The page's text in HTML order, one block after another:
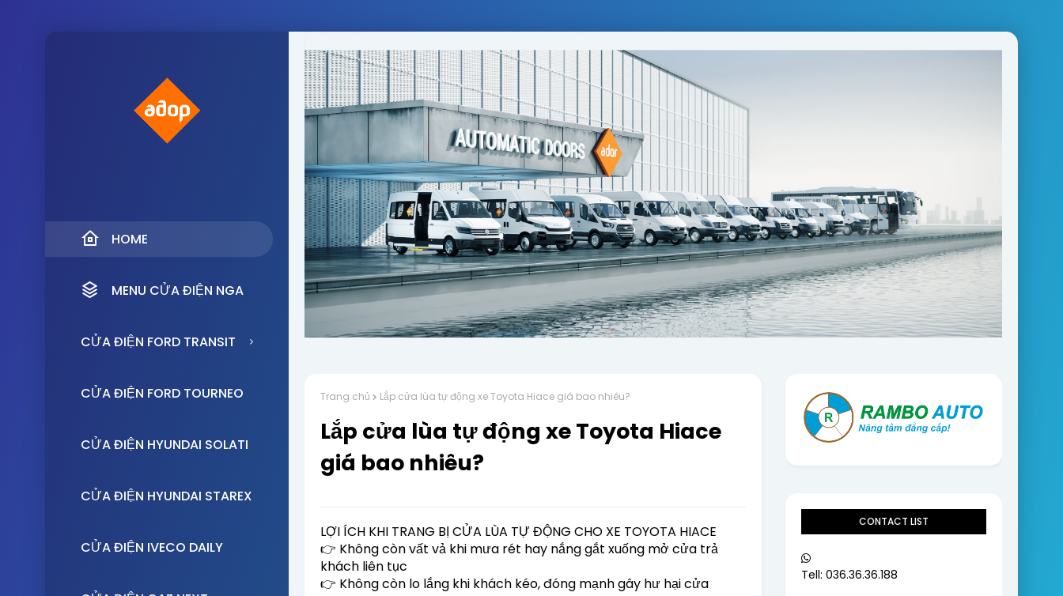
HOME
MENU CỬA ĐIỆN NGA
CỬA ĐIỆN FORD TRANSIT
CỬA ĐIỆN FORD TOURNEO
CỬA ĐIỆN HYUNDAI SOLATI
CỬA ĐIỆN HYUNDAI STAREX
CỬA ĐIỆN IVECO DAILY
Trang chủ Lắp cửa lùa tự động xe Toyota Hiace giá bao nhiêu?
Lắp cửa lùa tự động xe Toyota Hiace
giá bao nhiêu?
LỢI ÍCH KHI TRANG BỊ CỬA LÙA TỰ ĐỘNG CHO XE TOYOTA HIACE
👉 Không còn vất vả khi mưa rét hay nắng gắt xuống mở cửa trả
khách liên tục
👉 Không còn lo lắng khi khách kéo, đóng mạnh gây hư hại cửa
CONTACT LIST
Tell: 036.36.36.188